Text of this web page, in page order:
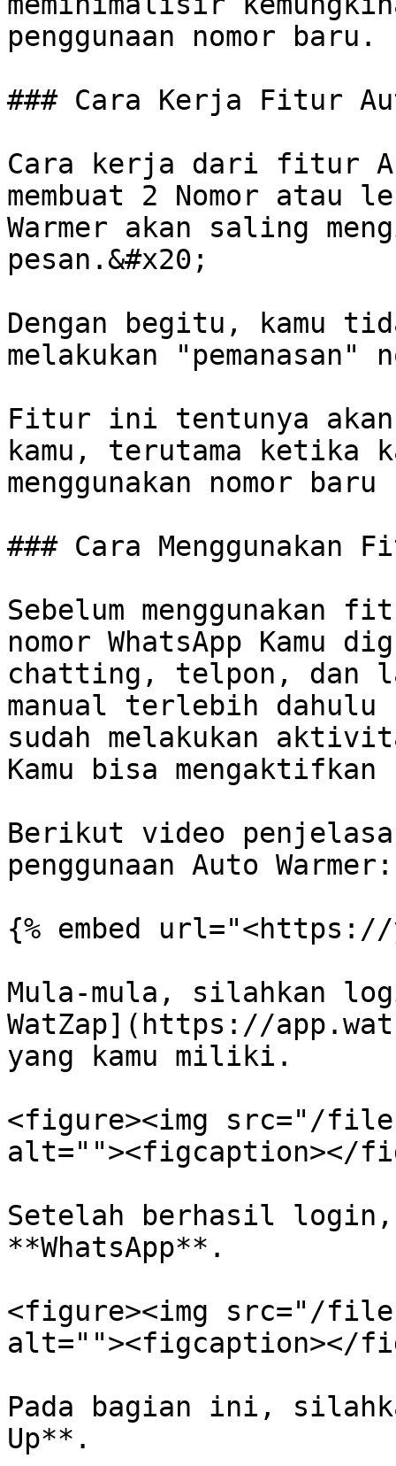
penggunaan nomor baru.
### Cara Kerja Fitur
Cara kerja dari fitur
membuat 2 Nomor atau
Warmer akan saling
pesan.&#x20;
Dengan begitu, kamu
melakukan "pemanasan"
Fitur ini tentunya akan
kamu, terutama ketika
menggunakan nomor
### Cara Menggunakan
Sebelum menggunakan
nomor WhatsApp Kamu
chatting, telpon, dan
manual terlebih
sudah melakukan
Kamu bisa
Berikut video
penggunaan Auto Warmer:
{% embed url="<https://
Mula-mula, silahkan
WatZap](https://
yang kamu miliki.
<figure><img src="/
alt=""><figcaption></
Setelah berhasil login,
**WhatsApp**.
<figure><img src="/files/
alt=""><figcaption></
Pada bagian ini,
Up**.